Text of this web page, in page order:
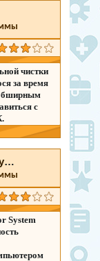
чистки
за время
с
RMS Удаленный доступ 7.1.2.0
System